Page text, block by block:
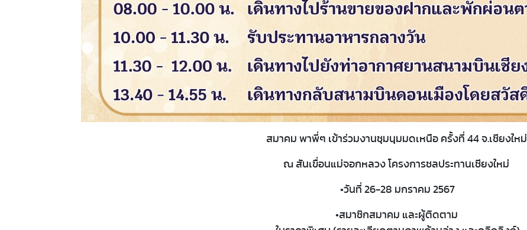
สมาคม พาพี่ๆ เข้าร่วมงานชุมนุมมดเหนือ ครั้งที่ 44 จ.เชียงใหม่
ณ สันเขื่อนแม่จอกหลวง โครงการชลประทานเชียงใหม่
•วันที่ 26-28 มกราคม 2567
•สมาชิกสมาคม และผู้ติดตาม